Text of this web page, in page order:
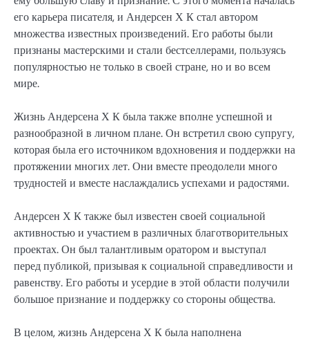
его карьера писателя, и Андерсен Х К стал автором
множества известных произведений. Его работы были
признаны мастерскими и стали бестселлерами, пользуясь
популярностью не только в своей стране, но и во всем
мире.
Жизнь Андерсена Х К была также вполне успешной и
разнообразной в личном плане. Он встретил свою супругу,
которая была его источником вдохновения и поддержки на
протяжении многих лет. Они вместе преодолели много
трудностей и вместе наслаждались успехами и радостями.
Андерсен Х К также был известен своей социальной
активностью и участием в различных благотворительных
проектах. Он был талантливым оратором и выступал
перед публикой, призывая к социальной справедливости и
равенству. Его работы и усердие в этой области получили
большое признание и поддержку со стороны общества.
В целом, жизнь Андерсена Х К была наполнена